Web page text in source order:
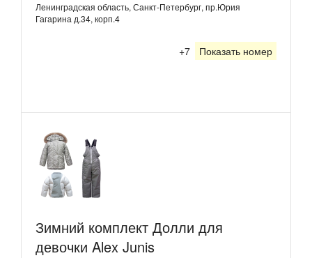
Ленинградская область, Санкт-Петербург, пр.Юрия
Гагарина д.34, корп.4
+7 Показать номер
Зимний комплект Долли для
девочки Alex Junis